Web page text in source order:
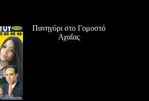
Πανηγύρι στο Γομοστό
Αχαΐας